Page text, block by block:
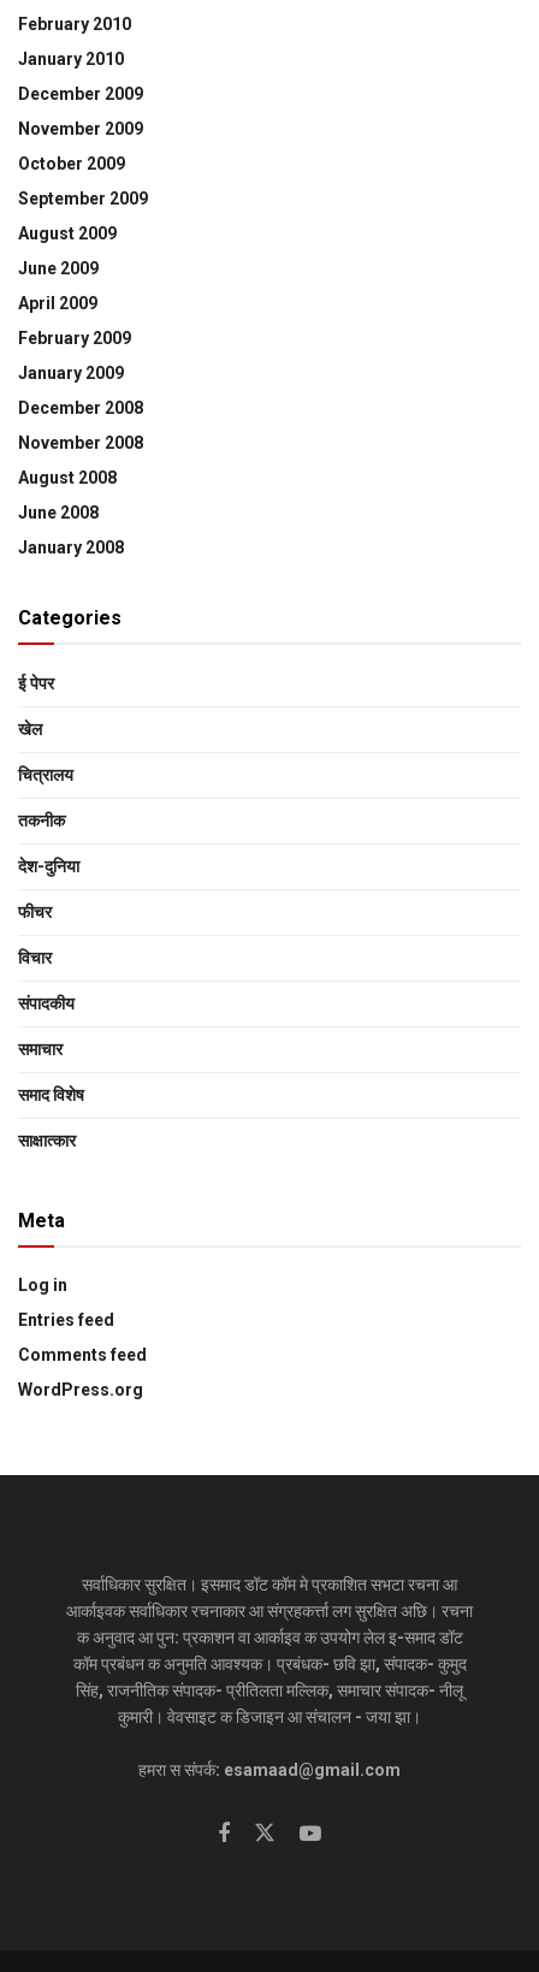
February 2010
January 2010
December 2009
November 2009
October 2009
September 2009
August 2009
June 2009
April 2009
February 2009
January 2009
December 2008
November 2008
August 2008
June 2008
January 2008
Categories
ई पेपर
खेल
चित्रालय
तकनीक
देश-दुनिया
फीचर
विचार
संपादकीय
समाचार
समाद विशेष
साक्षात्‍कार
Meta
Log in
Entries feed
Comments feed
WordPress.org
सर्वाधिकार सुरक्षित। इसमाद डॉट कॉम मे प्रकाशित सभटा रचना आ
आर्काइवक सर्वाधिकार रचनाकार आ संग्रहकर्त्ता लग सुरक्षित अछि। रचना
क अनुवाद आ पुन: प्रकाशन वा आर्काइव क उपयोग लेल इ-समाद डॉट
कॉम प्रबंधन क अनुमति आवश्यक। प्रबंधक- छवि झा, संपादक- कुमुद
सिंह, राजनीतिक संपादक- प्रीतिलता मल्लिक, समाचार संपादक- नीलू
कुमारी। वेवसाइट क डिजाइन आ संचालन - जया झा।
हमरा स संपर्क: esamaad@gmail.com